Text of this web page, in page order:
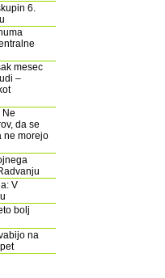
6.
mesec
–
Ne
da se
ne morejo
V
bolj
na